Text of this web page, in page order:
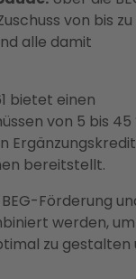
von bis zu
alle damit
bietet einen
von 5 bis 45
bereitstellt.
BEG-Förderung
werden,
zu gestalten